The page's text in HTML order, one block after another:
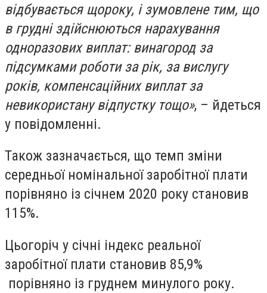
відбувається щороку, і зумовлене тим, що
в грудні здійснюються нарахування
одноразових виплат: винагород за
підсумками роботи за рік, за вислугу
років, компенсаційних виплат за
невикористану відпустку тощо», – йдеться
у повідомленні.
Також зазначається, що темп зміни
середньої номінальної заробітної плати
порівняно із січнем 2020 року становив
115%.
Цьогоріч у січні індекс реальної
заробітної плати становив 85,9%
порівняно із груднем минулого року.